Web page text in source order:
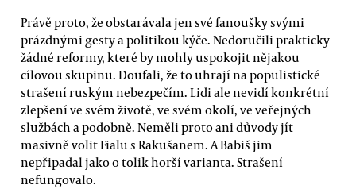
Právě proto, že obstarávala jen své fanoušky svými
prázdnými gesty a politikou kýče. Nedoručili prakticky
žádné reformy, které by mohly uspokojit nějakou
cílovou skupinu. Doufali, že to uhrají na populistické
strašení ruským nebezpečím. Lidi ale nevidí konkrétní
zlepšení ve svém životě, ve svém okolí, ve veřejných
službách a podobně. Neměli proto ani důvody jít
masivně volit Fialu s Rakušanem. A Babiš jim
nepřipadal jako o tolik horší varianta. Strašení
nefungovalo.